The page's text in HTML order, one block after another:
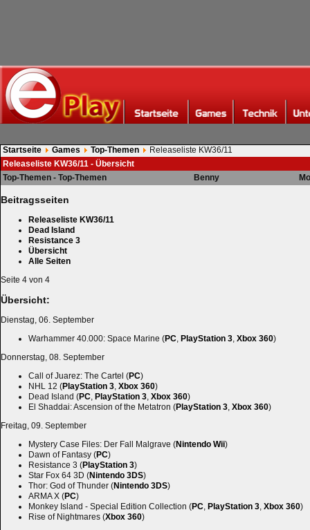
Startseite Games Top-Themen
Releaseliste KW36/11
Releaseliste KW36/11 - Übersicht
Top-Themen - Top-Themen
Benny
Beitragsseiten
Releaseliste KW36/11
Dead Island
Resistance 3
Übersicht
Alle Seiten
Seite 4 von 4
Übersicht:
Dienstag, 06. September
Warhammer 40.000: Space Marine (PC, PlayStation 3, Xbox 360)
Donnerstag, 08. September
Call of Juarez: The Cartel (PC)
NHL 12 (PlayStation 3, Xbox 360)
Dead Island (PC, PlayStation 3, Xbox 360)
El Shaddai: Ascension of the Metatron (PlayStation 3, Xbox 360)
Freitag, 09. September
Mystery Case Files: Der Fall Malgrave (Nintendo Wii)
Dawn of Fantasy (PC)
Resistance 3 (PlayStation 3)
Star Fox 64 3D (Nintendo 3DS)
Thor: God of Thunder (Nintendo 3DS)
ARMA X (PC)
Monkey Island - Special Edition Collection (PC, PlayStation 3, Xbox 360)
Rise of Nightmares (Xbox 360)